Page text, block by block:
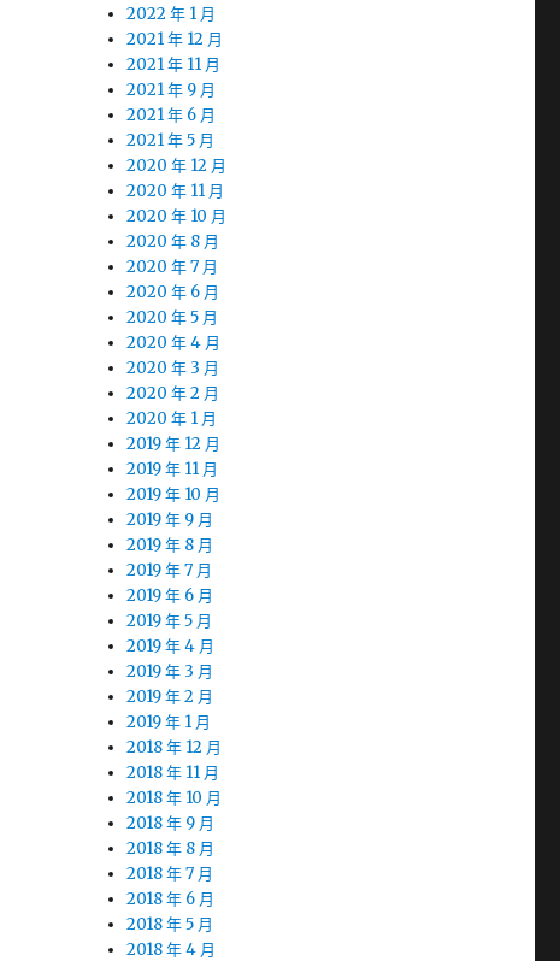
2022 年 1 月
2021 年 12 月
2021 年 11 月
2021 年 9 月
2021 年 6 月
2021 年 5 月
2020 年 12 月
2020 年 11 月
2020 年 10 月
2020 年 8 月
2020 年 7 月
2020 年 6 月
2020 年 5 月
2020 年 4 月
2020 年 3 月
2020 年 2 月
2020 年 1 月
2019 年 12 月
2019 年 11 月
2019 年 10 月
2019 年 9 月
2019 年 8 月
2019 年 7 月
2019 年 6 月
2019 年 5 月
2019 年 4 月
2019 年 3 月
2019 年 2 月
2019 年 1 月
2018 年 12 月
2018 年 11 月
2018 年 10 月
2018 年 9 月
2018 年 8 月
2018 年 7 月
2018 年 6 月
2018 年 5 月
2018 年 4 月